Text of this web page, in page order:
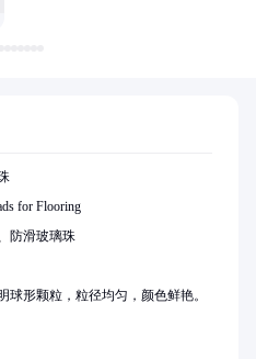
for Flooring
防滑玻璃珠
球形颗粒，粒径均匀，颜色鲜艳。